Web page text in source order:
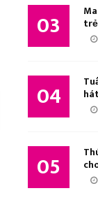
03
04
05